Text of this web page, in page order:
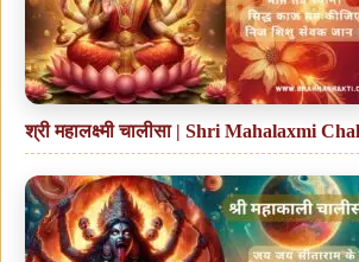
श्री महालक्ष्मी चालीसा | Shri Mahalaxmi